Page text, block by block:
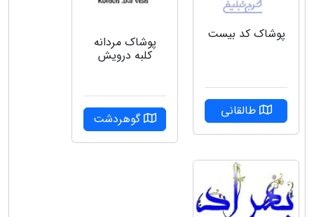
پوشاک کد بیست
طالقانی
پوشاک مردانه
کلبه درویش
گوهردشت